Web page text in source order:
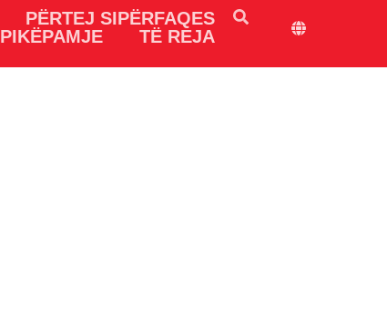
PËRTEJ SIPËRFAQES
PIKËPAMJE
TË REJA